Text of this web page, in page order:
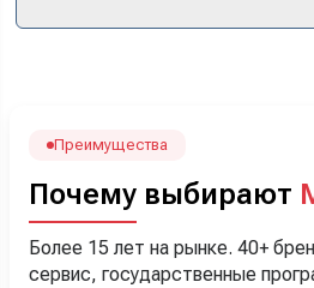
менеджеру Сергею, профессионал
Преимущества
Почему выбирают
Более 15 лет на рынке. 40+
сервис, государственные